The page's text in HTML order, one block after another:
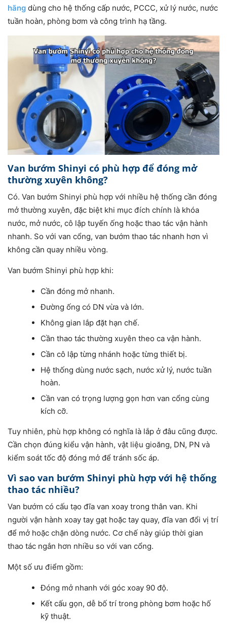
hãng dùng cho hệ thống cấp nước, PCCC, xử lý nước, nước
tuần hoàn, phòng bơm và công trình hạ tầng.
Van bướm Shinyi có phù hợp để đóng mở
thường xuyên không?
Có. Van bướm Shinyi phù hợp với nhiều hệ thống cần đóng
mở thường xuyên, đặc biệt khi mục đích chính là khóa
nước, mở nước, cô lập tuyến ống hoặc thao tác vận hành
nhanh. So với van cổng, van bướm thao tác nhanh hơn vì
không cần quay nhiều vòng.
Van bướm Shinyi phù hợp khi:
Cần đóng mở nhanh.
Đường ống có DN vừa và lớn.
Không gian lắp đặt hạn chế.
Cần thao tác thường xuyên theo ca vận hành.
Cần cô lập từng nhánh hoặc từng thiết bị.
Hệ thống dùng nước sạch, nước xử lý, nước tuần
hoàn.
Cần van có trọng lượng gọn hơn van cổng cùng
kích cỡ.
Tuy nhiên, phù hợp không có nghĩa là lắp ở đâu cũng được.
Cần chọn đúng kiểu vận hành, vật liệu gioăng, DN, PN và
kiểm soát tốc độ đóng mở để tránh sốc áp.
Vì sao van bướm Shinyi phù hợp với hệ thống
thao tác nhiều?
Van bướm có cấu tạo đĩa van xoay trong thân van. Khi
người vận hành xoay tay gạt hoặc tay quay, đĩa van đổi vị trí
để mở hoặc chặn dòng nước. Cơ chế này giúp thời gian
thao tác ngắn hơn nhiều so với van cổng.
Một số ưu điểm gồm:
Đóng mở nhanh với góc xoay 90 độ.
Kết cấu gọn, dễ bố trí trong phòng bơm hoặc hố
kỹ thuật.